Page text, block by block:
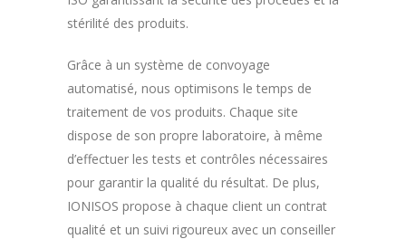
stérilité des produits.
Grâce à un système de convoyage
automatisé, nous optimisons le temps de
traitement de vos produits. Chaque site
dispose de son propre laboratoire, à même
d’effectuer les tests et contrôles nécessaires
pour garantir la qualité du résultat. De plus,
IONISOS propose à chaque client un contrat
qualité et un suivi rigoureux avec un conseiller